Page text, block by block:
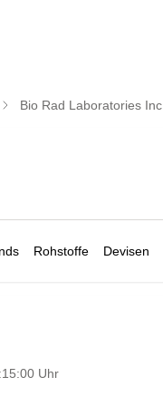
Bio Rad Laboratories Inc
Rohstoffe Devisen
Uhr